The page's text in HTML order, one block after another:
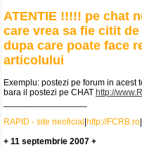
ATENTIE !!!!! pe chat
care vrea sa fie citit
dupa care poate face
articolului
Exemplu: postezi pe forum in
bara il postezi pe CHAT http://
RAPID - site neoficial http://FCRB.ro
+ 11 septembrie 2007 +